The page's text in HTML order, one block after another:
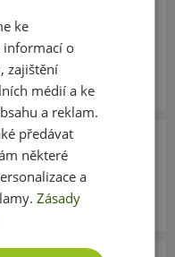
jaký je původ
Z jaké země a z
opět skladem
odpověď.
ke
informací o
zajištění
médií a ke
a reklam.
předávat
některé
a
Zásady